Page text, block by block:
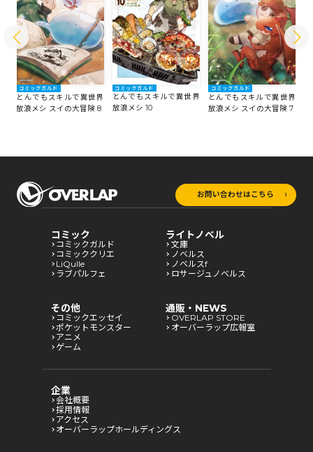
コミックガルド
とんでもスキルで異世界
放浪メシ スイの大冒険 8
コミックガルド
とんでもスキルで異世界
放浪メシ 10
コミックガルド
とんでもスキルで異世界
放浪メシ スイの大冒険 7
お問い合わせはこちら
コミック
コミックガルド
コミッククリエ
LiQulle
ラブパルフェ
ライトノベル
文庫
ノベルス
ノベルスf
ロサージュノベルス
その他
コミックエッセイ
ポケットモンスター
アニメ
ゲーム
通販・NEWS
OVERLAP STORE
オーバーラップ広報室
企業
会社概要
採用情報
アクセス
オーバーラップホールディングス